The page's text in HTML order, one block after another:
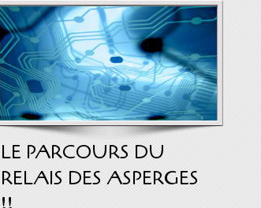
LE PARCOURS DU
RELAIS DES ASPERGES